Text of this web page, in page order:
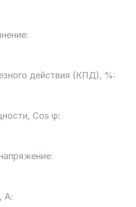
действия (КПД), %:
Cos φ:
А: